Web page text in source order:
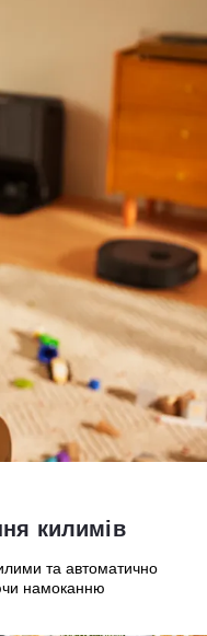
килимів
та автоматично
намоканню